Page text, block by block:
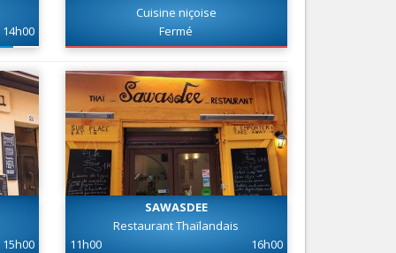
Tourisme, ...
Nice Aéroport
14h00
Cuisine niçoise
Fermé
15h00
SAWASDEE
Restaurant Thaïlandais
11h00
16h00